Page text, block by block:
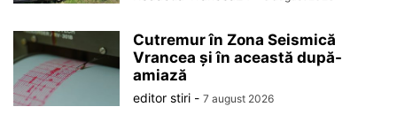
Cutremur în Zona Seismică
Vrancea și în această după-
amiază
editor stiri - 7 august 2026